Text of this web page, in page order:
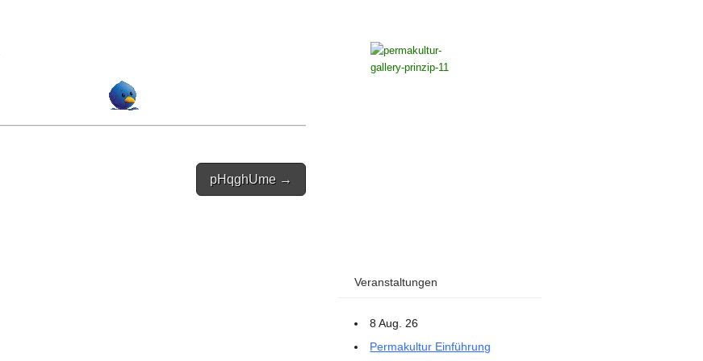
pHqghUme →
Veranstaltungen
8 Aug. 26
Permakultur Einführung